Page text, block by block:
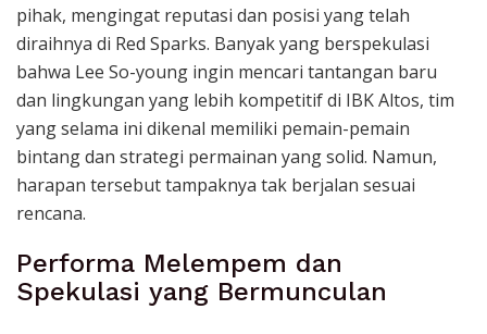
pihak, mengingat reputasi dan posisi yang telah
diraihnya di Red Sparks. Banyak yang berspekulasi
bahwa Lee So-young ingin mencari tantangan baru
dan lingkungan yang lebih kompetitif di IBK Altos, tim
yang selama ini dikenal memiliki pemain-pemain
bintang dan strategi permainan yang solid. Namun,
harapan tersebut tampaknya tak berjalan sesuai
rencana.
Performa Melempem dan
Spekulasi yang Bermunculan